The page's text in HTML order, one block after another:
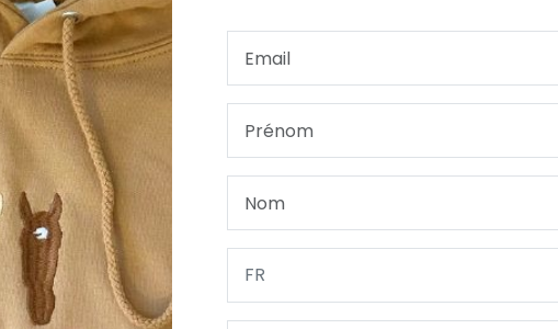
VOTRE LOGO/ DESSIN DÉLAI DE LIVRAISON & EXPÉDITION
pour les mariages & préparatifs de la mariée
pour les moments précieux entourant un mariage :
Conçu enstyle kimono avec manches 3/4, il descend